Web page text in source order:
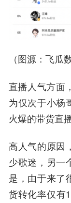
（图源：飞瓜
直播人气方面
为仅次于小杨
火爆的带货直
高人气的原因
少歌迷，另一
是，由于来了
货转化率仅有